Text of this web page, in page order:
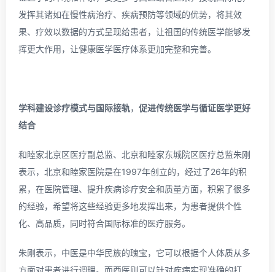
发挥其诸如在慢性病治疗、疾病预防等领域的优势，将其效
果、疗效以数据的方式呈现给患者，让祖国的传统医学能够发
挥更大作用，让健康医学医疗体系更加完整和完善。
学科建设诊疗模式与国际接轨， 促进传统医学与循证医学更好
结合
和睦家北京区医疗副总监、北京和睦家东城院区医疗总监朱刚
表示，北京和睦家医院是在1997年创立的，经过了26年的积
累，在医院管理、提升疾病诊疗安全和质量方面，积累了很多
的经验，希望将这些经验更多地发挥出来，为患者提供个性
化、高品质，同时符合国际标准的医疗服务。
朱刚表示，中医是中华民族的瑰宝，它可以根据个人体质从多
方面对患者进行调理。而西医则可以针对疾病实现准确的打